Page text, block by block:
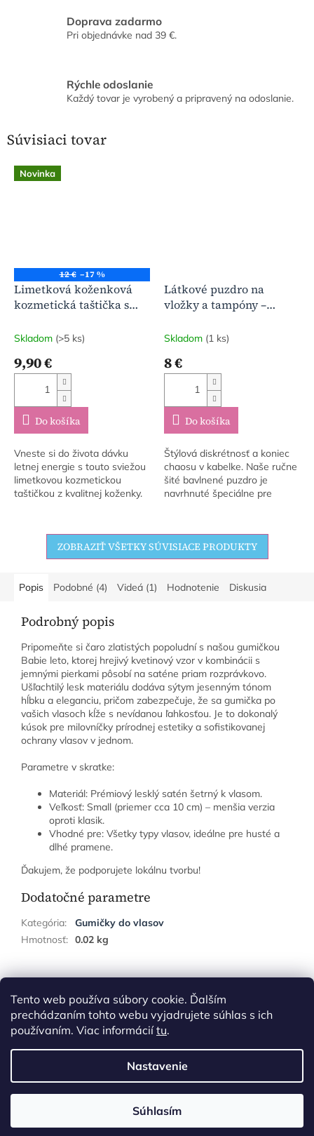
Tento web používa súbory cookie. Ďalším
prechádzaním tohto webu vyjadrujete súhlas s ich
používaním. Viac informáciítu.
Nastavenie
Súhlasím
Doprava zadarmo
Pri objednávke nad 39 €.
Rýchle odoslanie
Každý tovar je vyrobený a pripravený na odoslanie.
Súvisiaci tovar
Novinka
12 € –17 %
Limetková koženková
kozmetická taštička s
Skladom (>5 ks)
9,90 €
Do košíka
Vneste si do života dávku
letnej energie s touto sviežou
limetkovou kozmetickou
taštičkou z kvalitnej koženky.
Látkové puzdro na
vložky a tampóny –
Skladom (1 ks)
8 €
Do košíka
Štýlová diskrétnosť a koniec
chaosu v kabelke. Naše ručne
šité bavlnené puzdro je
navrhnuté špeciálne pre
bezpečí, čistote...
ZOBRAZIŤ VŠETKY SÚVISIACE PRODUKTY
Popis Podobné (4) Videá (1) Hodnotenie Diskusia
Podrobný popis
Pripomeňte si čaro zlatistých popoludní s našou gumičkou
Babie leto, ktorej hrejivý kvetinový vzor v kombinácii s
jemnými pierkami pôsobí na saténe priam rozprávkovo.
Ušľachtilý lesk materiálu dodáva sýtym jesenným tónom
hĺbku a eleganciu, pričom zabezpečuje, že sa gumička po
vašich vlasoch kĺže s nevídanou ľahkosťou. Je to dokonalý
kúsok pre milovníčky prírodnej estetiky a sofistikovanej
ochrany vlasov v jednom.
Parametre v skratke:
Materiál: Prémiový lesklý satén šetrný k vlasom.
Veľkosť: Small (priemer cca 10 cm) – menšia verzia
oproti klasik.
Vhodné pre: Všetky typy vlasov, ideálne pre husté a
dlhé pramene.
Ďakujem, že podporujete lokálnu tvorbu!
Dodatočné parametre
Kategória:
Gumičky do vlasov
Hmotnosť: 0.02 kg
Z
Vytvoril Shoptet
Gituskovo. Všetky práva vyhradené.